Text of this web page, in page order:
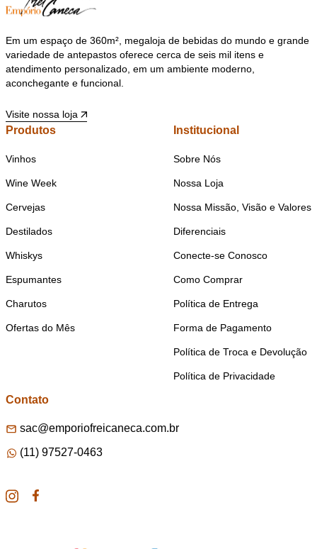
Em um espaço de 360m², megaloja de bebidas do mundo e grande
variedade de antepastos oferece cerca de seis mil itens e
atendimento personalizado, em um ambiente moderno,
aconchegante e funcional.
Visite nossa loja
Produtos
Vinhos
Wine Week
Cervejas
Destilados
Whiskys
Espumantes
Charutos
Ofertas do Mês
Institucional
Sobre Nós
Nossa Loja
Nossa Missão, Visão e Valores
Diferenciais
Conecte-se Conosco
Como Comprar
Política de Entrega
Forma de Pagamento
Política de Troca e Devolução
Política de Privacidade
Contato
sac@emporiofreicaneca.com.br
(11) 97527-0463